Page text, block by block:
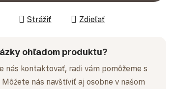
Strážiť Zdieľať
ohľadom produktu?
nás kontaktovať, radi vám pomôžeme s
nás navštíviť aj osobne v našom